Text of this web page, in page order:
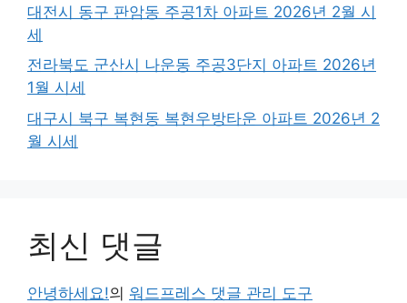
대전시 동구 판암동 주공1차 아파트 2026년 2월 시
세
전라북도 군산시 나운동 주공3단지 아파트 2026년
1월 시세
대구시 북구 복현동 복현우방타운 아파트 2026년 2
월 시세
최신 댓글
안녕하세요!의 워드프레스 댓글 관리 도구